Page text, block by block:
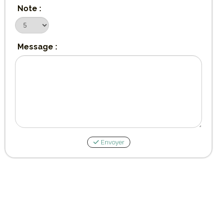
Note :
Message :
Envoyer